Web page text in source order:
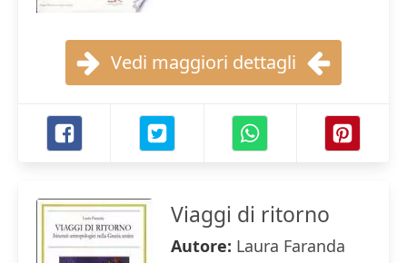
Vedi maggiori dettagli
Viaggi di ritorno
Autore: Laura Faranda